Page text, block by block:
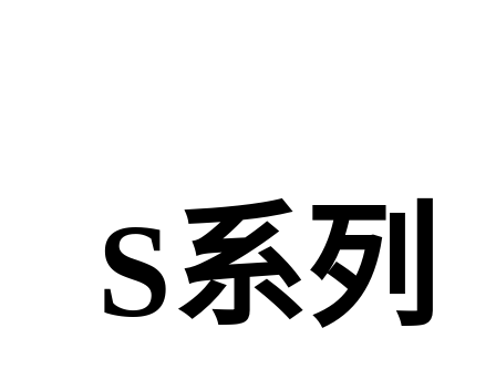
S系列